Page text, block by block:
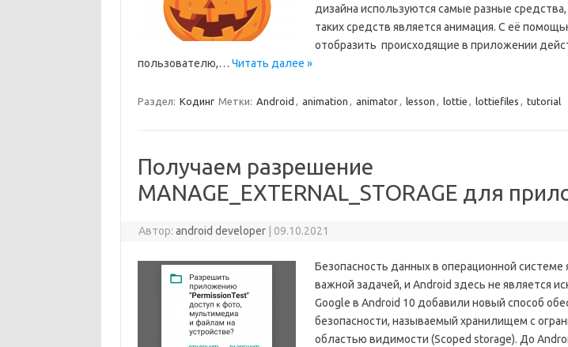
дизайна используются самые разные
таких средств является анимация. С её
отобразить происходящие в приложении
пользователю,… Читать далее »
Раздел: Кодинг Метки: Android , animation , animator, lesson , lottie , lottiefiles , tutorial
Получаем разрешение
MANAGE_EXTERNAL_STORAGE для
Автор:android developer 09.10.2021
Безопасность данных в операционной системе
важной задачей, и Android здесь не является
Google в Android 10 добавили новый способ
безопасности, называемый хранилищем с
областью видимости (Scoped storage). До